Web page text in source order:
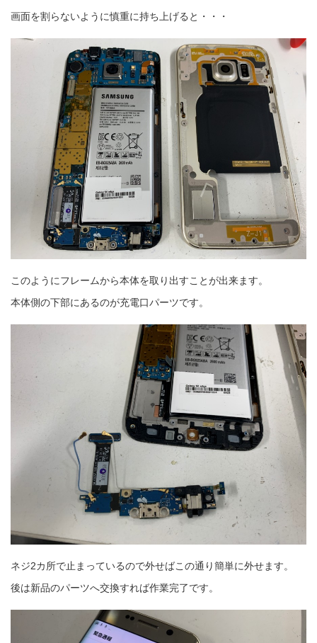
画面を割らないように慎重に持ち上げると・・・
このようにフレームから本体を取り出すことが出来ます。
本体側の下部にあるのが充電口パーツです。
ネジ2カ所で止まっているので外せばこの通り簡単に外せます。
後は新品のパーツへ交換すれば作業完了です。